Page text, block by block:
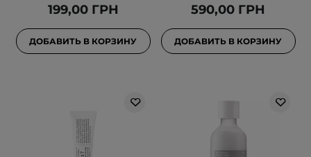
199,00 ГРН
ДОБАВИТЬ В КОРЗИНУ
590,00 ГРН
ДОБАВИТЬ В КОРЗИНУ